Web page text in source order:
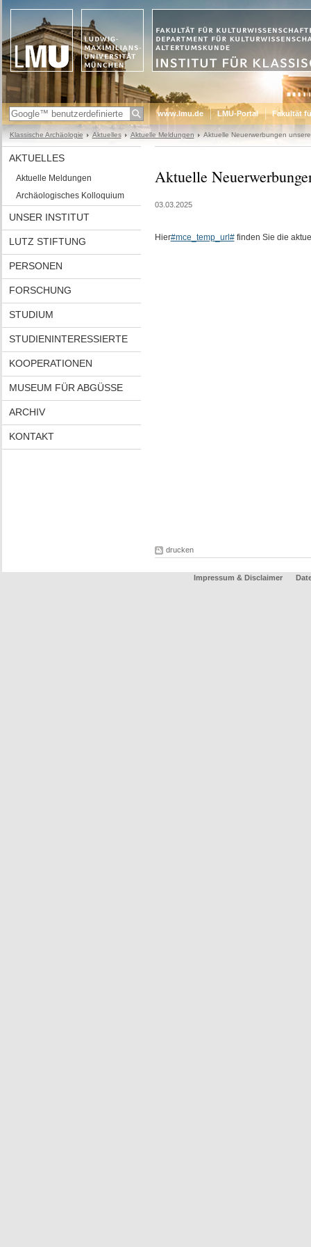
www.lmu.de LMU-Portal Fakultät
Klassische Archäologie Aktuelles Aktuelle Meldungen Aktuelle Neuerwerbungen
AKTUELLES
Aktuelle Meldungen
Archäologisches Kolloquium
UNSER INSTITUT
LUTZ STIFTUNG
PERSONEN
FORSCHUNG
STUDIUM
STUDIENINTERESSIERTE
KOOPERATIONEN
MUSEUM FÜR ABGÜSSE
ARCHIV
KONTAKT
Aktuelle
03.03.2025
Hier#mce_temp_url#finden Sie die
drucken
Impressum & Disclaimer